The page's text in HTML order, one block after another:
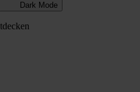
Dark Mode